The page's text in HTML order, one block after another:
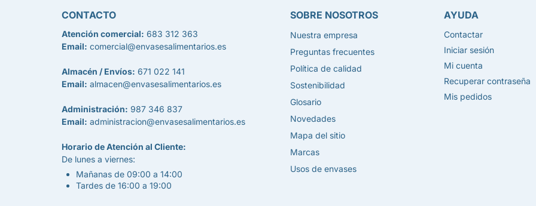
CONTACTO
Atención comercial: 683 312 363
Email: comercial@envasesalimentarios.es
Almacén / Envíos: 671 022 141
Email: almacen@envasesalimentarios.es
Administración: 987 346 837
Email: administracion@envasesalimentarios.es
Horario de Atención al Cliente:
De lunes a viernes:
Mañanas de 09:00 a 14:00
Tardes de 16:00 a 19:00
SOBRE NOSOTROS
Nuestra empresa
Preguntas frecuentes
Política de calidad
Sostenibilidad
Glosario
Novedades
Mapa del sitio
Marcas
Usos de envases
AYUDA
Contactar
Iniciar sesión
Mi cuenta
Recuperar contraseña
Mis pedidos